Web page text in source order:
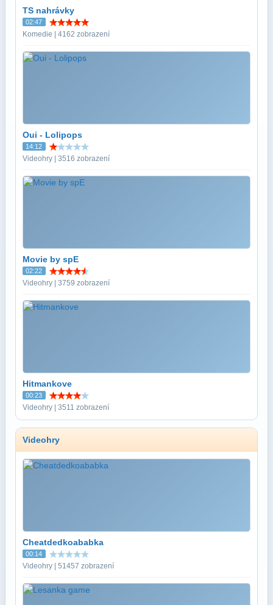
TS nahrávky
02:47
Komedie | 4162 zobrazení
Oui - Lolipops
14:12
Videohry | 3516 zobrazení
Movie by spE
02:22
Videohry | 3759 zobrazení
Hitmankove
00:23
Videohry | 3511 zobrazení
Videohry
Cheatdedkoababka
00:14
Videohry | 51457 zobrazení